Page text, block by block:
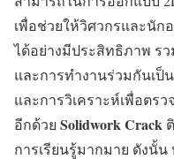
เพื่อช่วยให้วิศวกรและนั
ได้อย่างมีประสิทธิภาพ ร
และการทำงานร่วมกันเป็
และการวิเคราะห์เพื่อต
อีกด้วย Solidwork Crack
การเรียนรู้มากมาย ดังนั้